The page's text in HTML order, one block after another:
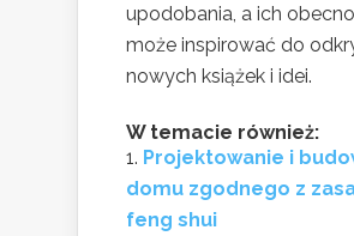
upodobania, a ich
może inspirować do
nowych książek i idei.
W temacie również:
Projektowanie i
domu zgodnego z
feng shui